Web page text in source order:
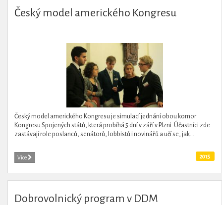
Český model amerického Kongresu
Český model amerického Kongresu je simulací jednání obou komor
Kongresu Spojených států, která probíhá 5 dní v září v Plzni. Účastníci zde
zastávají role poslanců, senátorů, lobbistů i novinářů a učí se, jak...
Více 2015
Dobrovolnický program v DDM